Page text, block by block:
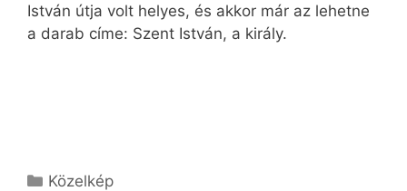
István útja volt helyes, és akkor már az lehetne
a darab címe: Szent István, a király.
Kategória
Közelkép